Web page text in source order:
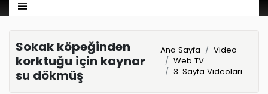
Sokak köpeğinden
korktuğu için kaynar
su dökmüş
Ana Sayfa
Video
Web TV
3. Sayfa Videoları